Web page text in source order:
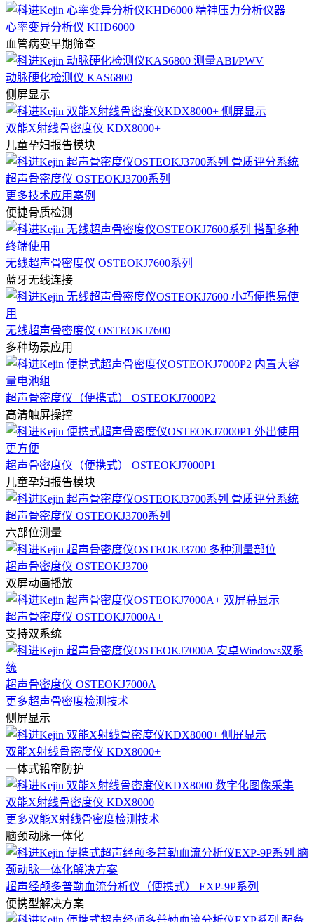
心率变异分析仪 KHD6000
血管病变早期筛查
动脉硬化检测仪 KAS6800
侧屏显示
双能X射线骨密度仪 KDX8000+
儿童孕妇报告模块
超声骨密度仪 OSTEOKJ3700系列
更多技术应用案例
便捷骨质检测
无线超声骨密度仪 OSTEOKJ7600系列
蓝牙无线连接
无线超声骨密度仪 OSTEOKJ7600
多种场景应用
超声骨密度仪（便携式） OSTEOKJ7000P2
高清触屏操控
超声骨密度仪（便携式） OSTEOKJ7000P1
儿童孕妇报告模块
超声骨密度仪 OSTEOKJ3700系列
六部位测量
超声骨密度仪 OSTEOKJ3700
双屏动画播放
超声骨密度仪 OSTEOKJ7000A+
支持双系统
超声骨密度仪 OSTEOKJ7000A
更多超声骨密度检测技术
侧屏显示
双能X射线骨密度仪 KDX8000+
一体式铅帘防护
双能X射线骨密度仪 KDX8000
更多双能X射线骨密度检测技术
脑颈动脉一体化
超声经颅多普勒血流分析仪（便携式） EXP-9P系列
便携型解决方案